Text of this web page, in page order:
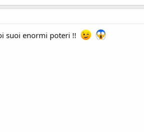
suoi enormi poteri !!